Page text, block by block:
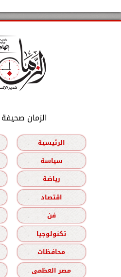
الزمان
الرئيسية
سياسة
رياضة
اقتصاد
فن
تكنولوجيا
محافظات
مصر العظمى